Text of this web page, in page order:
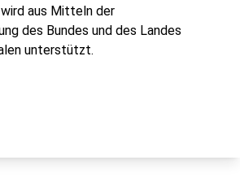
wird aus Mitteln der
des Bundes und des Landes
unterstützt.